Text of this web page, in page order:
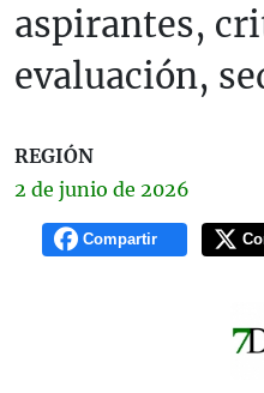
aspirantes,
evaluación,
REGIÓN
2 de junio de 2026
Compartir